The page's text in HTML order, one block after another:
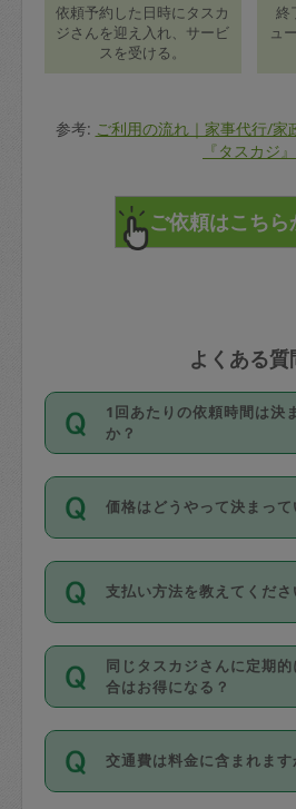
依頼予約した日時にタスカ
ジさんを迎え入れ、サービ
スを受ける。
終
ュ
参考: ご利用の流れ｜家事代行/家
『タスカジ』
よくある質
1回あたりの依頼時間は決
か？
依頼1回につき3時間固
超えて依頼したい場合は
利用ください。機能をご
の上事前申請することが
お、3時間を下回っても
いません。
価格はどうやって決まって
11種類の価格帯の中か
身が価格を選んで設定し
タスカジさんの価格設定
があり、レビュー件数、
値、などで除々に設定可
がっていく仕組みになっ
支払い方法を教えてくださ
お支払方法はクレジッ
Master／JCB／
Diners Club）のみとな
を行う際にご入力くださ
ル登録時にはご入力いた
同じタスカジさんに定期
合はお得になる？
依頼には「スポット」と
隔週）」があり、「定期
ポット」よりお得な料金
交通費は料金に含まれます